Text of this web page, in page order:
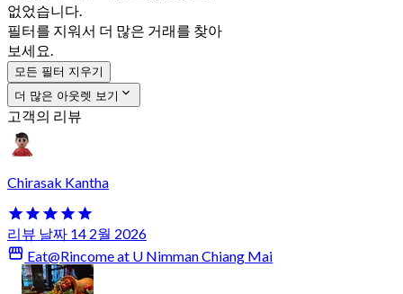
없었습니다.
필터를 지워서 더 많은 거래를 찾아
보세요.
모든 필터 지우기
더 많은 아웃렛 보기
고객의 리뷰
Chirasak Kantha
리뷰 날짜 14 2월 2026
Eat@Rincome at U Nimman Chiang Mai